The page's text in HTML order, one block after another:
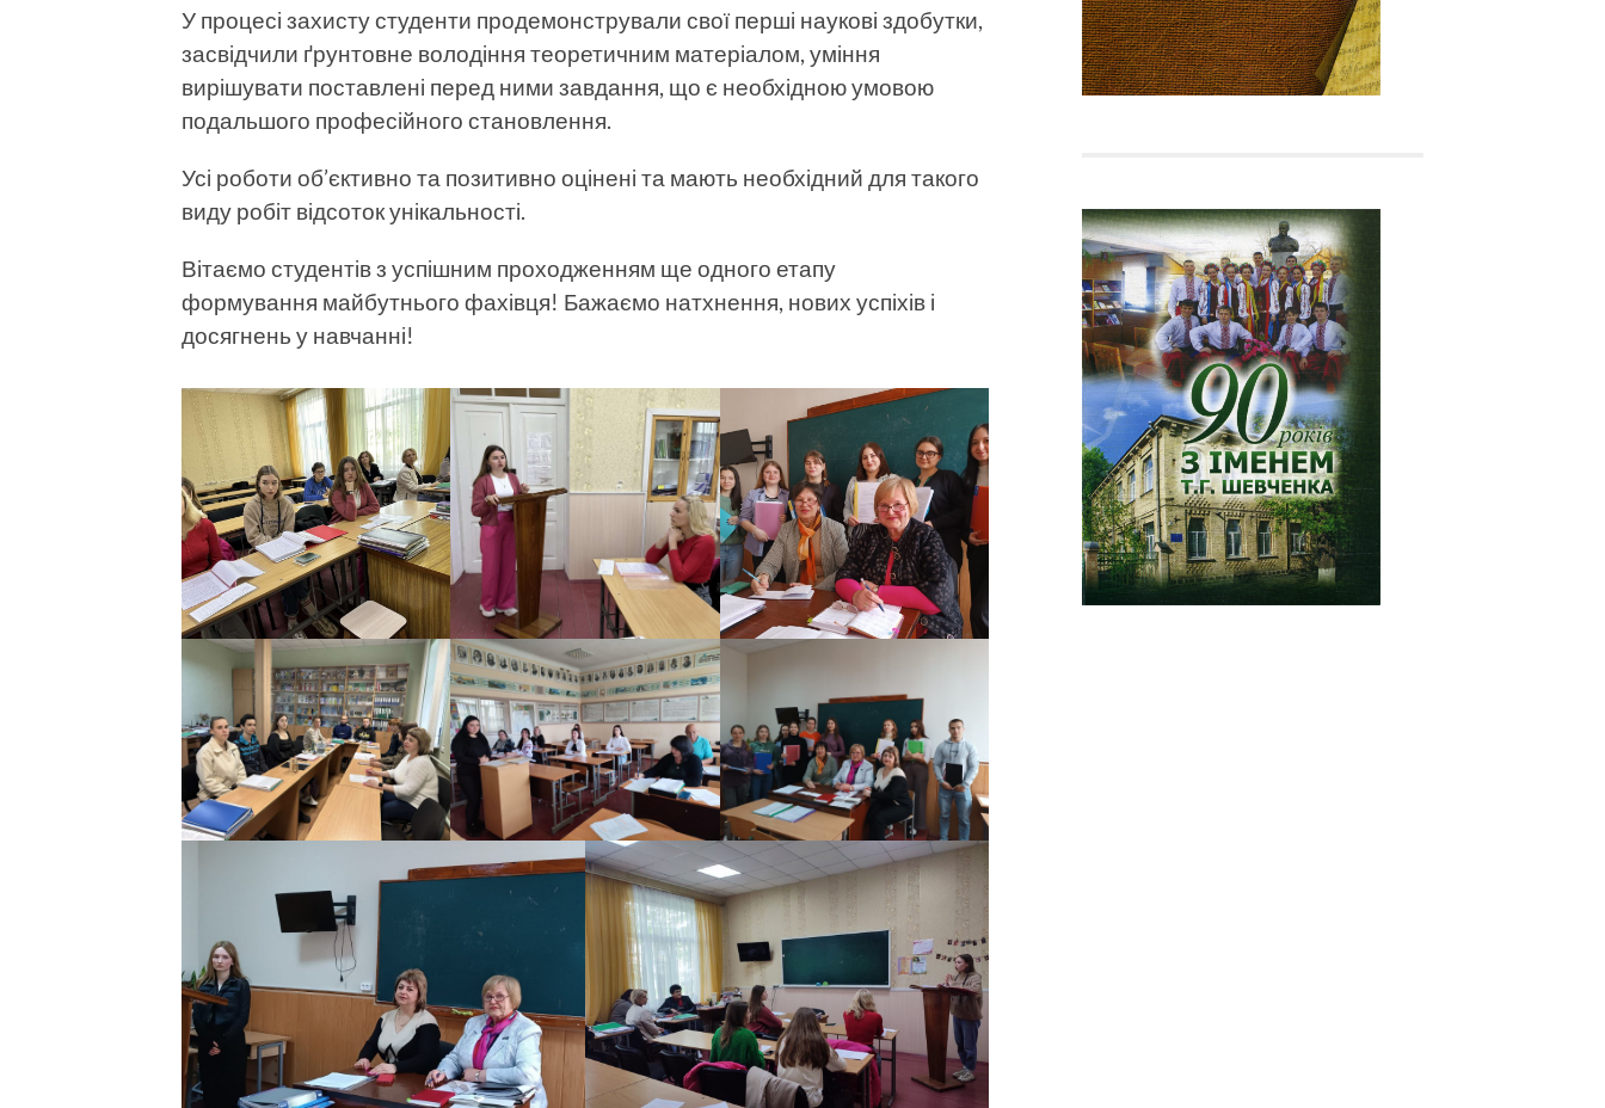
У процесі захисту студенти продемонстрували свої перші наукові здобутки,
засвідчили ґрунтовне володіння теоретичним матеріалом, уміння
вирішувати поставлені перед ними завдання, що є необхідною умовою
подальшого професійного становлення.
Усі роботи об’єктивно та позитивно оцінені та мають необхідний для такого
виду робіт відсоток унікальності.
Вітаємо студентів з успішним проходженням ще одного етапу
формування майбутнього фахівця! Бажаємо натхнення, нових успіхів і
досягнень у навчанні!